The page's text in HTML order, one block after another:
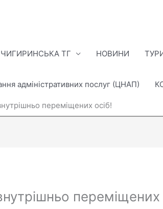
ЧИГИРИНСЬКА ТГ НОВИНИ
адміністративних послуг (ЦНАП)
переміщених осіб!
переміщених